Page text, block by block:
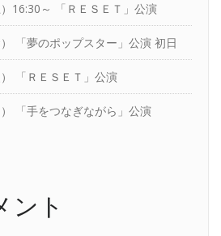
16:30～ 「ＲＥＳＥＴ」公演
「夢のポップスター」公演 初日
「ＲＥＳＥＴ」公演
「手をつなぎながら」公演
ント